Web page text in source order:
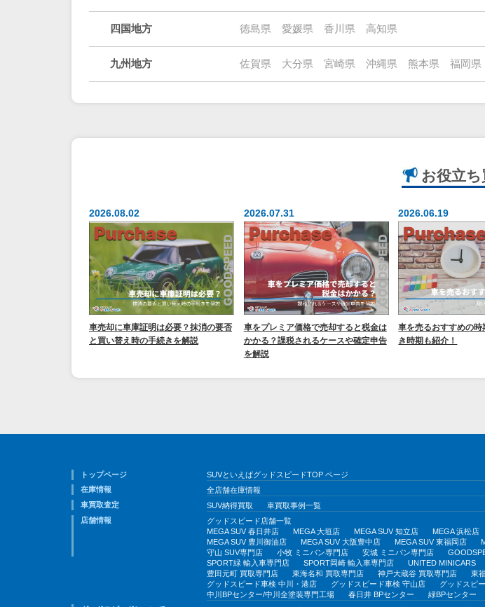
四国地方 徳島県 愛媛県 香川県 高知県
九州地方 佐賀県 大分県 宮崎県 沖縄県 熊本県 福岡県
お役立ち
2026.08.02
車売却に車庫証明は必要？抹消の要否
と買い替え時の手続きを解説
2026.07.31
車をプレミア価格で売却すると税金は
かかる？課税されるケースや確定申告
を解説
2026.06.19
車を売るおすすめの
き時期も紹介！
トップページ
SUVといえばグッドスピードTOP ページ
在庫情報
全店舗在庫情報
車買取査定
SUV納得買取
車買取事例一覧
店舗情報
グッドスピード店舗一覧
MEGA SUV 春日井店
MEGA 大垣店 MEGA SUV 知立店 MEGA 浜松店
MEGA SUV 豊川御油店
MEGA SUV 大阪豊中店 MEGA SUV 東福岡店
守山 SUV専門店
小牧 ミニバン専門店 安城 ミニバン専門店
SPORT緑 輸入車専門店
SPORT岡崎 輸入車専門店
UNITED MINICARS
豊田元町 買取専門店
東海名和 買取専門店 神戸大蔵谷 買取専門店
東
グッドスピード車検 中川・港店
グッドスピード車検 守山店 グッドスピ
中川BPセンター/中川全塗装専門工場
春日井 BPセンター 緑BPセンター